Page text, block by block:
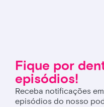
Fique por
episódios!
Receba notificações
episódios do nosso